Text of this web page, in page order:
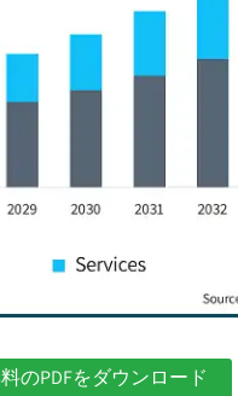
のPDFをダウンロード